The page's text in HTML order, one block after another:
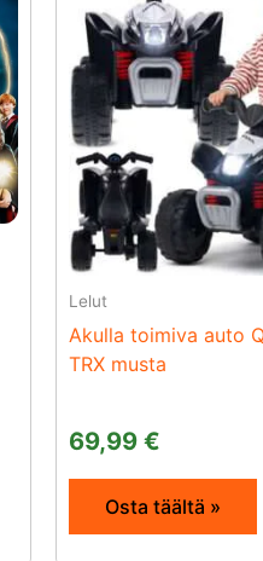
Lelut
Akulla toimiva auto
TRX musta
69,99 €
Osta täältä »